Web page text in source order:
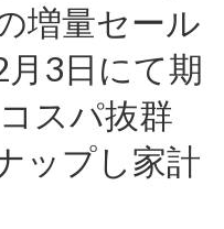
増量セール
3日にて期
スパ抜群
ップし家計